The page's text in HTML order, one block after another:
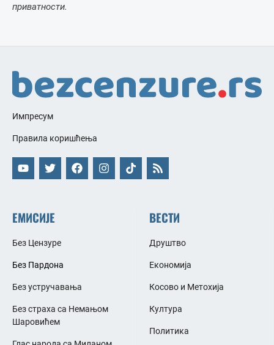
приватности.
Импресум
Правила коришћења
ЕМИСИЈЕ
Без Цензуре
Без Пардона
Без устручавања
Без страха са Немањом
Шаровићем
ВЕСТИ
Друштво
Економија
Косово и Метохија
Култура
Политика